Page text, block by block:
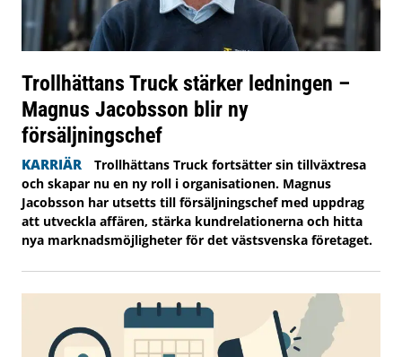
Trollhättans Truck stärker ledningen –
Magnus Jacobsson blir ny
försäljningschef
KARRIÄR
Trollhättans Truck fortsätter sin tillväxtresa
och skapar nu en ny roll i organisationen. Magnus
Jacobsson har utsetts till försäljningschef med uppdrag
att utveckla affären, stärka kundrelationerna och hitta
nya marknadsmöjligheter för det västsvenska företaget.